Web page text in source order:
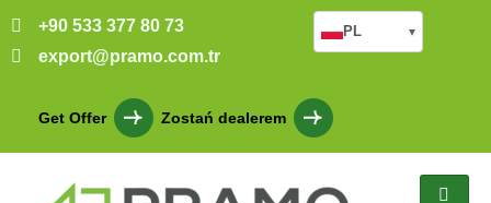
+90 533 377 80 73
export@pramo.com.tr
Get Offer Zostań dealerem
PL ▾